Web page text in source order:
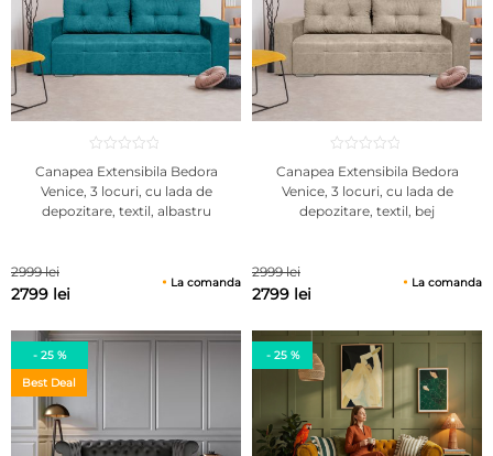
Canapea Extensibila Bedora
Venice, 3 locuri, cu lada de
depozitare, textil, albastru
2999 lei
2799 lei
La comanda
Canapea Extensibila Bedora
Venice, 3 locuri, cu lada de
depozitare, textil, bej
2999 lei
2799 lei
La comanda
- 25 %
Best Deal
- 25 %